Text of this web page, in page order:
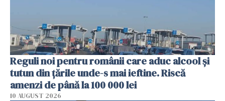
Reguli noi pentru românii care aduc alcool și
tutun din țările unde-s mai ieftine. Riscă
amenzi de până la 100 000 lei
10 AUGUST 2026